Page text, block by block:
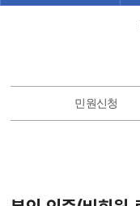
민원신청